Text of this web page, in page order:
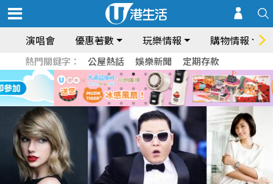
演唱會 優惠著數 玩樂情報 購物情報
熱門關鍵字： 公屋熱話 娛樂新聞 定期存款